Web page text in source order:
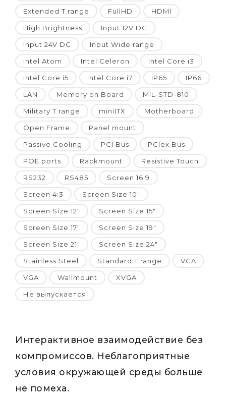
Extended T range FullHD HDMI
High Brightness Input 12V DC
Input 24V DC Input Wide range
Intel Atom Intel Celeron Intel Core i3
Intel Core i5 Intel Core i7 IP65 IP66
LAN Memory on Board MIL-STD-810
Military T range miniITX Motherboard
Open Frame Panel mount
Passive Cooling PCI Bus PCIex Bus
POE ports Rackmount Resistive Touch
RS232 RS485 Screen 16:9
Screen 4:3 Screen Size 10"
Screen Size 12" Screen Size 15"
Screen Size 17" Screen Size 19"
Screen Size 21" Screen Size 24"
Stainless Steel Standard T range VGA
VGA Wallmount XVGA
Не выпускается
Интерактивное взаимодействие без
компромиссов. Неблагоприятные
условия окружающей среды больше
не помеха.